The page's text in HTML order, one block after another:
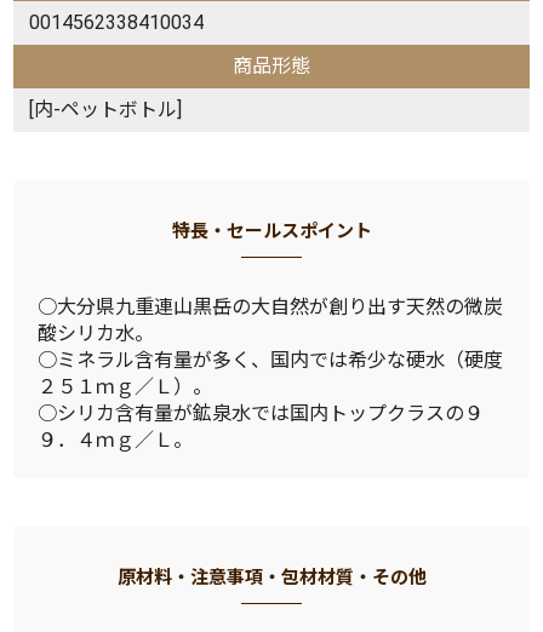
0014562338410034
商品形態
[内-ペットボトル]
特長・セールスポイント
○大分県九重連山黒岳の大自然が創り出す天然の微炭
酸シリカ水。
○ミネラル含有量が多く、国内では希少な硬水（硬度
２５１ｍｇ／Ｌ）。
○シリカ含有量が鉱泉水では国内トップクラスの９
９．４ｍｇ／Ｌ。
原材料・注意事項・包材材質・その他